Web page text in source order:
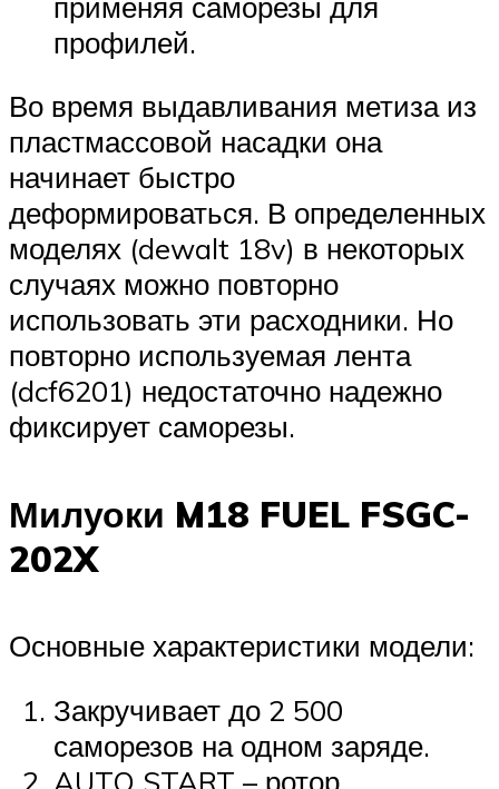
профилей.
Во время выдавливания метиза из
пластмассовой насадки она
начинает быстро
деформироваться. В определенных
моделях (dewalt 18v) в некоторых
случаях можно повторно
использовать эти расходники. Но
повторно используемая лента
(dcf6201) недостаточно надежно
фиксирует саморезы.
Милуоки M18 FUEL FSGC-
202X
Основные характеристики модели:
Закручивает до 2 500
саморезов на одном заряде.
AUTO START – ротор